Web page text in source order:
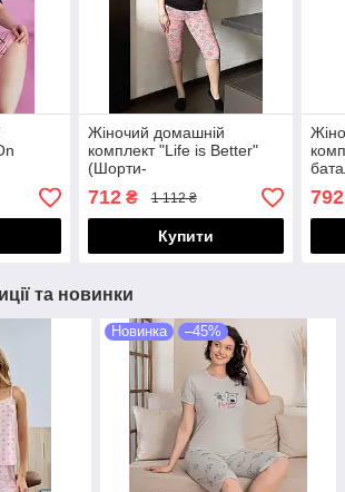
Жіночий домашній
комплект "Life is Better"
(Шорти-
бермуди+футболка)
712₴ 1 112 ₴
Купити
792
та новинки
Новинка –45%